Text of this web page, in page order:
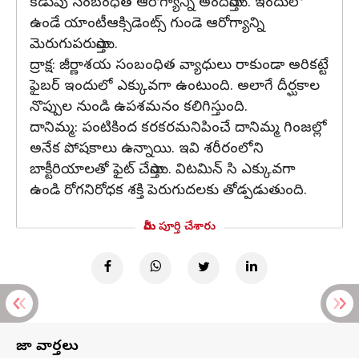
ఉండే యాంటీఆక్సిడెంట్స్ గుండె ఆరోగ్యాన్ని
మెరుగుపరుస్తాయి.
ద్రాక్ష: జీర్ణాశయ సంబంధిత వ్యాధులు రాకుండా అరికట్టే
ఫైబర్ ఇందులో ఎక్కువగా ఉంటుంది. అలాగే దీర్ఘకాల
నొప్పుల నుండి ఉపశమనం కలిగిస్తుంది.
దానిమ్మ: పంటికింద కరకరమనిపించే దానిమ్మ గింజల్లో
అనేక పోషకాలు ఉన్నాయి. ఇవి శరీరంలోని
బాక్టీరియాలతో ఫైట్ చేస్తాయి. విటమిన్ సి ఎక్కువగా
ఉండి రోగనిరోధక శక్తి పెరుగుదలకు తోడ్పడుతుంది.
మీరు పూర్తి చేశారు
తాజా వార్తలు